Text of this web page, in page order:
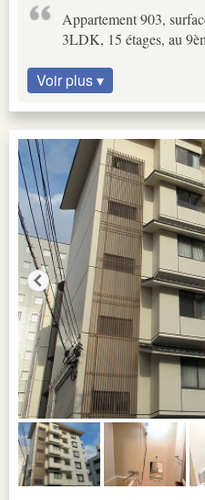
Appartement 903,
3LDK, 15 étages, au
Voir plus ▾